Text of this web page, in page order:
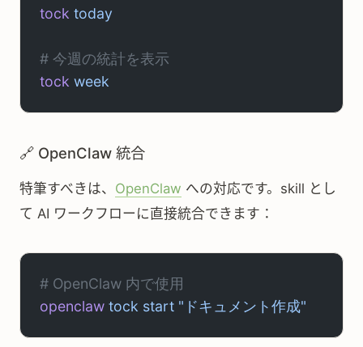
tock today
# 今週の統計を表示
tock week
🔗 OpenClaw 統合
特筆すべきは、 OpenClaw への対応です。skill とし
て AI ワークフローに直接統合できます：
# OpenClaw 内で使用
openclaw tock start "ドキュメント作成"